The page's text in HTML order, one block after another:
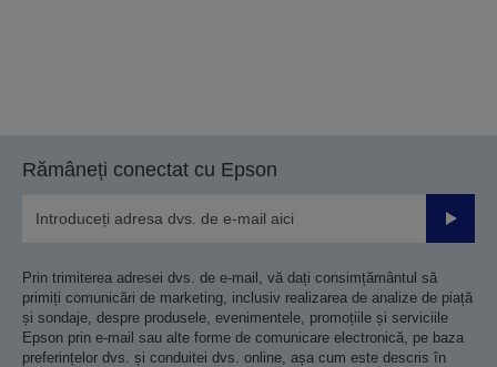
Rămâneți conectat cu Epson
Prin trimiterea adresei dvs. de e-mail, vă dați consimțământul să
primiți comunicări de marketing, inclusiv realizarea de analize de piață
și sondaje, despre produsele, evenimentele, promoțiile și serviciile
Epson prin e-mail sau alte forme de comunicare electronică, pe baza
preferințelor dvs. și conduitei dvs. online, așa cum este descris în